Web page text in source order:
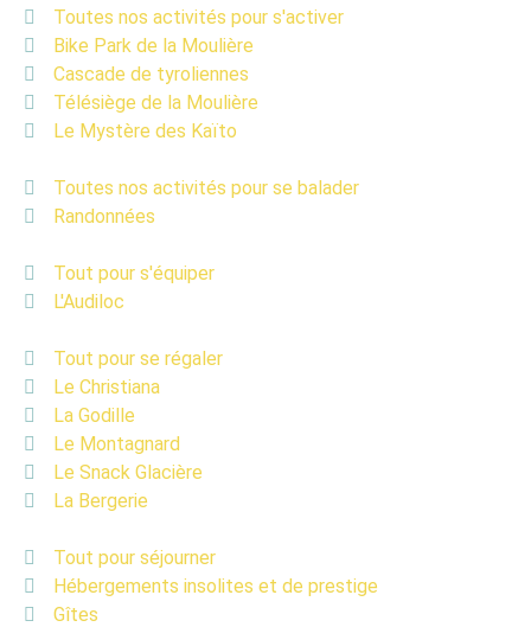
Toutes nos activités pour s'activer
Bike Park de la Moulière
Cascade de tyroliennes
Télésiège de la Moulière
Le Mystère des Kaïto
Toutes nos activités pour se balader
Randonnées
Tout pour s'équiper
L'Audiloc
Tout pour se régaler
Le Christiana
La Godille
Le Montagnard
Le Snack Glacière
La Bergerie
Tout pour séjourner
Hébergements insolites et de prestige
Gîtes